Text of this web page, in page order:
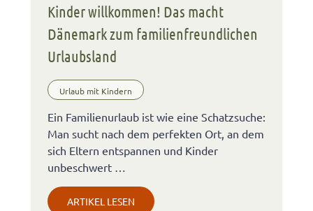
Kinder willkommen! Das macht
Dänemark zum familienfreundlichen
Urlaubsland
Urlaub mit Kindern
Ein Familienurlaub ist wie eine Schatzsuche:
Man sucht nach dem perfekten Ort, an dem
sich Eltern entspannen und Kinder
unbeschwert …
ARTIKEL LESEN